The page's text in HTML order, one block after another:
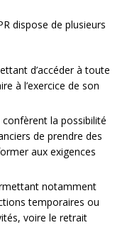
dispose de plusieurs
d’accéder à toute
à l’exercice de son
confèrent la possibilité
de prendre des
aux exigences
notamment
temporaires ou
voire le retrait